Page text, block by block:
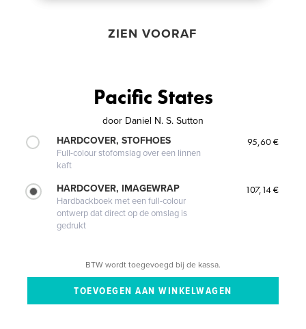
ZIEN VOORAF
Pacific States
door Daniel N. S. Sutton
HARDCOVER, STOFHOES
Full-colour stofomslag over een linnen
kaft
95,60 €
HARDCOVER, IMAGEWRAP
Hardbackboek met een full-colour
ontwerp dat direct op de omslag is
gedrukt
107,14 €
BTW wordt toegevoegd bij de kassa.